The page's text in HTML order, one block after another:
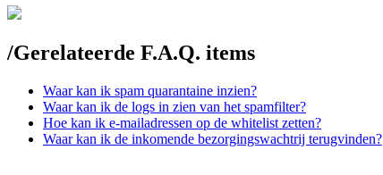
/Gerelateerde F.A.Q. items
Waar kan ik spam quarantaine inzien?
Waar kan ik de logs in zien van het spamfilter?
Hoe kan ik e-mailadressen op de whitelist zetten?
Waar kan ik de inkomende bezorgingswachtrij terugvinden?